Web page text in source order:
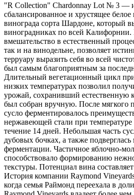
"R Collection" Chardonnay Lot № 3 —
сбалансированное и хрустящее
винограда сорта Шардоне, который
виноградниках по всей
вмешательство в естественный
так и на винодельне, позволяет
терруару выразить себя во всей
был самым благоприятным за
Длительный вегетационный цикл
низких температурах позволил
урожай, сохранивший естественную
был собран вручную. После мягкого
сусло ферментировалось
нержавеющей стали при температуре
течение 14 дней. Небольшая часть
дубовых бочках, а также подверглась
ферментации. Частичное яблочно-
способствовало формированию
текстуры. Потенциал вина
История компании Raymond
когда семья Раймонд переехала в